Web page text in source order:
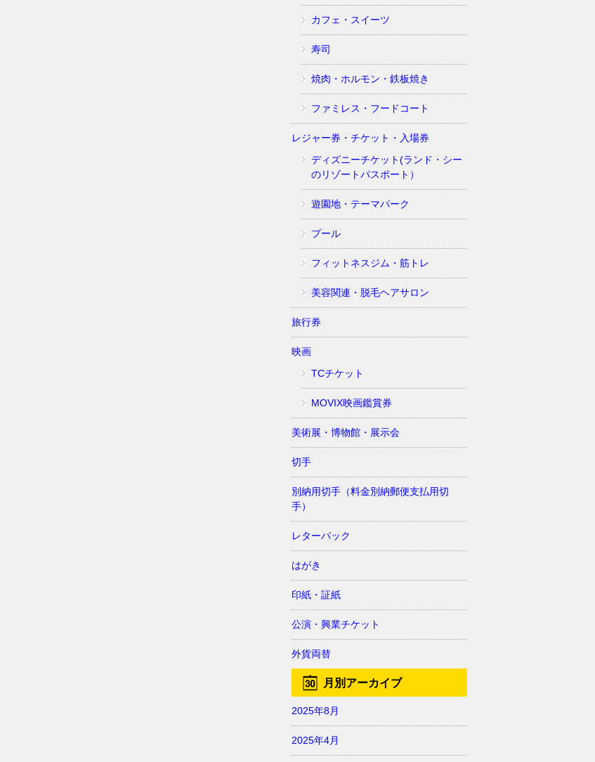
カフェ・スイーツ
寿司
焼肉・ホルモン・鉄板焼き
ファミレス・フードコート
レジャー券・チケット・入場券
ディズニーチケット(ランド・シー
のリゾートパスポート）
遊園地・テーマパーク
プール
フィットネスジム・筋トレ
美容関連・脱毛ヘアサロン
旅行券
映画
TCチケット
MOVIX映画鑑賞券
美術展・博物館・展示会
切手
別納用切手（料金別納郵便支払用切
手）
レターパック
はがき
印紙・証紙
公演・興業チケット
外貨両替
月別アーカイブ
2025年8月
2025年4月